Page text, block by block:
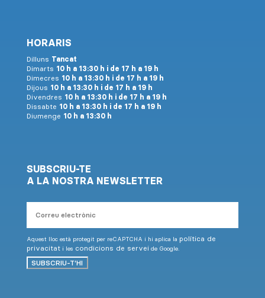
HORARIS
Dilluns Tancat
Dimarts 10 h a 13:30 h i de 17 h a 19 h
Dimecres 10 h a 13:30 h i de 17 h a 19 h
Dijous 10 h a 13:30 h i de 17 h a 19 h
Divendres 10 h a 13:30 h i de 17 h a 19 h
Dissabte 10 h a 13:30 h i de 17 h a 19 h
Diumenge 10 h a 13:30 h
SUBSCRIU-TE
A LA NOSTRA NEWSLETTER
electrònic
Aquest lloc està protegit per reCAPTCHA i hi aplica la política de
privacitati les condicions de serveide Google.
SUBSCRIU-T'HI